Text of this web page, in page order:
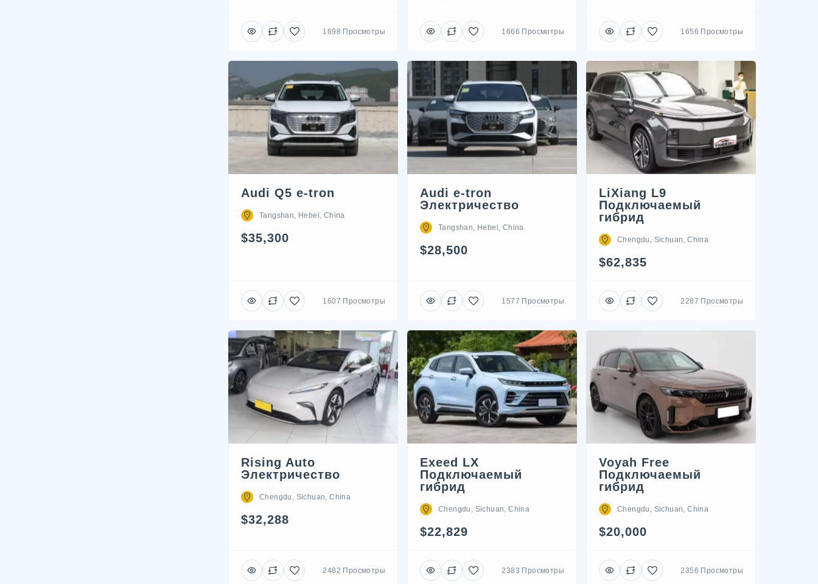
1698 Просмотры 1666 Просмотры 1656 Просмотры
Audi Q5 e-tron
Tangshan, Hebei, China
$35,300
1607 Просмотры
Audi e-tron
Электричество
Tangshan, Hebei, China
$28,500
1577 Просмотры
LiXiang L9
Подключаемый
гибрид
Chengdu, Sichuan, China
$62,835
2287 Просмотры
Rising Auto
Электричество
Chengdu, Sichuan, China
$32,288
2482 Просмотры
Exeed LX
Подключаемый
гибрид
Chengdu, Sichuan, China
$22,829
2383 Просмотры
Voyah Free
Подключаемый
гибрид
Chengdu, Sichuan, China
$20,000
2356 Просмотры